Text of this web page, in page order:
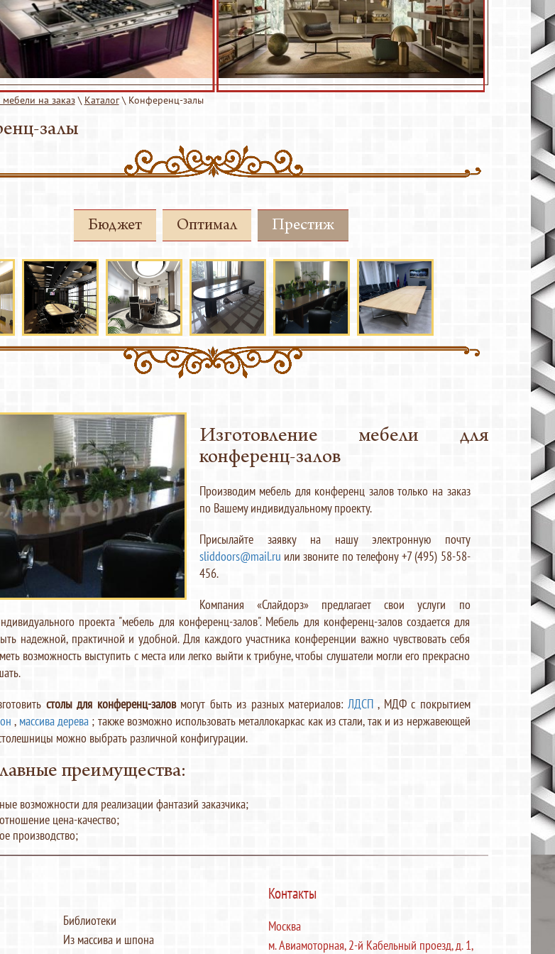
Детские комнаты
Кровати
Офисная мебель
Прихожие
Стулья
на заказ\ Каталог\ Конференц-залы
залы
Бюджет Оптимал Престиж
Изготовление мебели для
конференц-залов
Производим мебель для конференц залов только на заказ
по Вашему индивидуальному проекту.
Присылайте заявку на нашу электронную почту
sliddoors@mail.ru или звоните по телефону +7 (495) 58-58-
456.
Компания «Слайдорз» предлагает свои услуги по
проекта "мебель для конференц-залов". Мебель для конференц-залов создается для
надежной, практичной и удобной. Для каждого участника конференции важно чувствовать себя
возможность выступить с места или легко выйти к трибуне, чтобы слушатели могли его прекрасно
столы для конференц-заловмогут быть из разных материалов: ЛДСП, МДФ с покрытием
, массива дерева ; также возможно использовать металлокаркас как из стали, так и из нержавеющей
можно выбрать различной конфигурации.
преимущества:
возможности для реализации фантазий заказчика;
цена-качество;
производство;
Библиотеки
Из массива и шпона
Контакты
Москва
м. Авиамоторная, 2-й Кабельный проезд, д. 1,